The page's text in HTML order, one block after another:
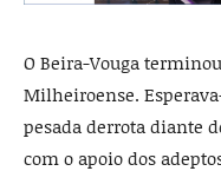
O Beira-Vouga
Milheiroense.
pesada derrota diante
com o apoio dos